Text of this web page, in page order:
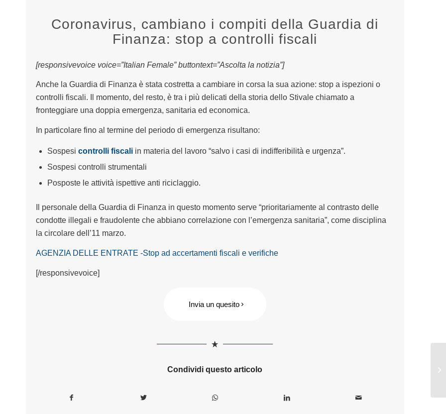
Coronavirus, cambiano i compiti della Guardia di
Finanza: stop a controlli fiscali
[responsivevoice voice=”Italian Female” buttontext=”Ascolta la notizia”]
Anche la Guardia di Finanza è stata costretta a cambiare in corsa la sua azione: stop a ispezioni o
controlli fiscali. Il momento, del resto, è tra i più delicati della storia dello Stivale chiamato a
fronteggiare una doppia emergenza, sanitaria ed economica.
In particolare fino al termine del periodo di emergenza risultano:
Sospesi controlli fiscaliin materia del lavoro “salvo i casi di indifferibilità e urgenza”.
Sospesi controlli strumentali
Posposte le attività ispettive anti riciclaggio.
Il personale della Guardia di Finanza in questo momento serve “prioritariamente al contrasto delle
condotte illegali e fraudolente che abbiano correlazione con l’emergenza sanitaria”, come disciplina
la circolare dell’11 marzo.
AGENZIA DELLE ENTRATE -Stop ad accertamenti fiscali e verifiche
[/responsivevoice]
Invia un quesito
Condividi questo articolo